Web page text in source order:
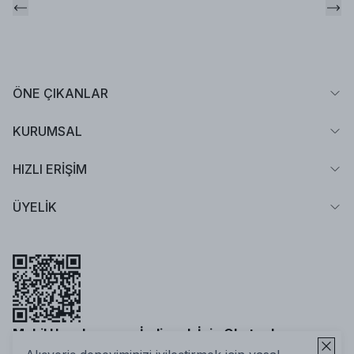
ÖNE ÇIKANLAR
KURUMSAL
HIZLI ERİŞİM
ÜYELİK
Mobil Uygulamamızı İndirmek İçin Okutun!